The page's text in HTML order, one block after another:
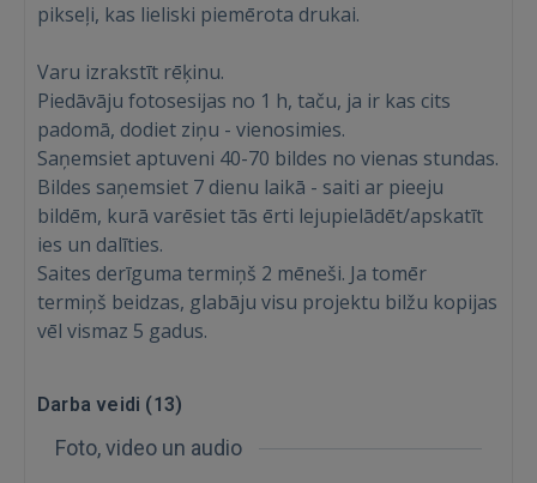
Ienākt
IENĀKT
Aizmirsāt paroli? Atcerēties?
pikseļi, kas lieliski piemērota drukai.
Varu izrakstīt rēķinu.
Piedāvāju fotosesijas no 1 h, taču, ja ir kas cits
padomā, dodiet ziņu - vienosimies.
Saņemsiet aptuveni 40-70 bildes no vienas stundas.
Bildes saņemsiet 7 dienu laikā - saiti ar pieeju
bildēm, kurā varēsiet tās ērti lejupielādēt/apskatīt
ies un dalīties.
Saites derīguma termiņš 2 mēneši. Ja tomēr
termiņš beidzas, glabāju visu projektu bilžu kopijas
vēl vismaz 5 gadus.
Darba veidi (13)
Foto, video un audio